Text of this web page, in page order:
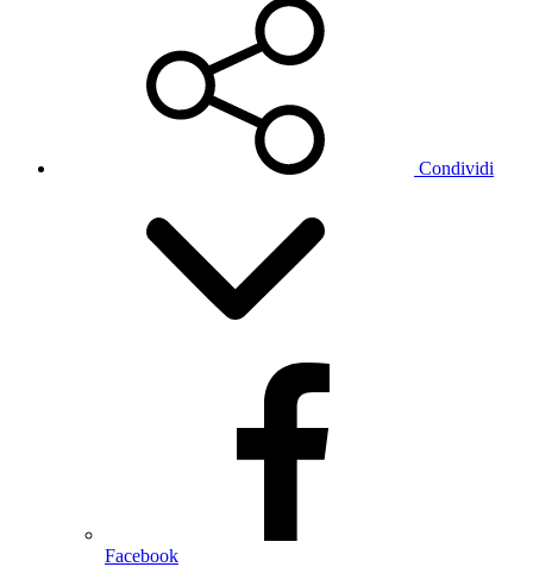
Condividi
Facebook